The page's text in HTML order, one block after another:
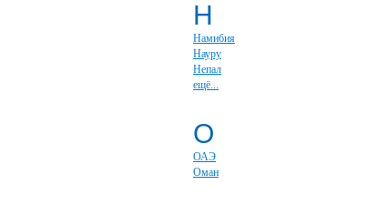
Н
Намибия
Науру
Непал
ещё...
О
ОАЭ
Оман